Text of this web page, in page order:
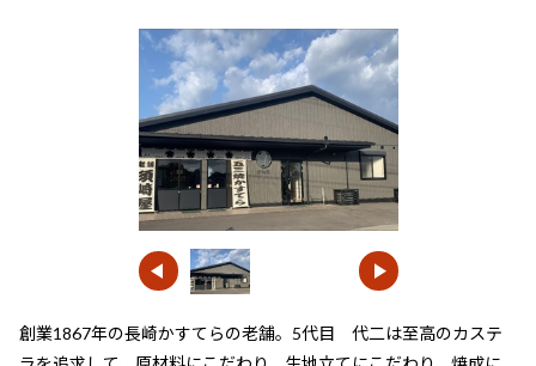
創業1867年の長崎かすてらの老舗。5代目 代二は至高のカステ